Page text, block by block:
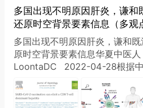
·特急预警】关
节返乡期间“闪
急提示
多国出现不明原因肝炎，谦和
还原时空背景要素信息（多观
多国出现不明原因肝炎，谦和
原时空背景要素信息华夏中医
LoontaDC 2022-04-28根据